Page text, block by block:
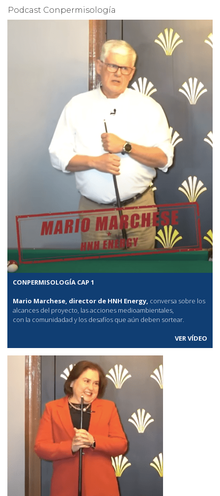
Podcast Conpermisología
CONPERMISOLOGÍA CAP 1
Mario Marchese, director de HNH Energy, conversa sobre los
alcances del proyecto, las acciones medioambientales,
con la comunidadad y los desafíos que aún deben sortear.
VER VÍDEO